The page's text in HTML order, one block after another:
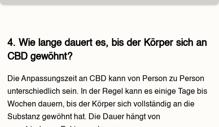
4. Wie lange dauert es, bis der Körper sich an
CBD gewöhnt?
Die Anpassungszeit an CBD kann von Person zu Person
unterschiedlich sein. In der Regel kann es einige Tage bis
Wochen dauern, bis der Körper sich vollständig an die
Substanz gewöhnt hat. Die Dauer hängt von